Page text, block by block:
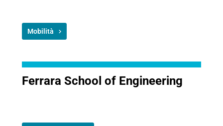
Mobilità
Ferrara School of Engineering